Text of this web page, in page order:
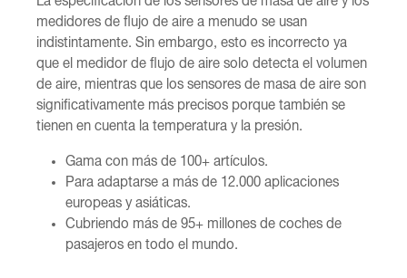
medidores de flujo de aire a menudo se usan
indistintamente. Sin embargo, esto es incorrecto ya
que el medidor de flujo de aire solo detecta el volumen
de aire, mientras que los sensores de masa de aire son
significativamente más precisos porque también se
tienen en cuenta la temperatura y la presión.
Gama con más de 100+ artículos.
Para adaptarse a más de 12.000 aplicaciones
europeas y asiáticas.
Cubriendo más de 95+ millones de coches de
pasajeros en todo el mundo.